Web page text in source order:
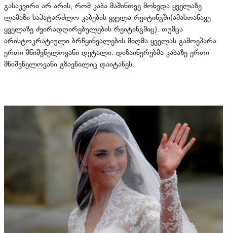
გასაკვირი არ არის, რომ კაბა მაშინთვე მოხვდა ყველაზე
ლამაზი საპატარძლო კაბების ყველა რეიტინგში(ამასთანავე
ყველაზე ძვირადღირებულების რეიტინგშიც). თუმცა
არისტოკრატიული ბრწყინვალების მიღმა ყველას გამოეპარა
ერთი მნიშვნელოვანი დეტალი. დიზაინერებმა კაბაზე ერთი
მნიშვნელოვანი გზავნილიც დაიტანეს.